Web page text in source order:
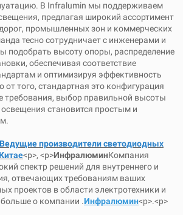
В Infralumin мы поддерживаем
предлагая широкий ассортимент
промышленных зон и коммерческих
тесно сотрудничает с инженерами и
подобрать высоту опоры, распределение
обеспечивая соответствие
и оптимизируя эффективность
от того, стандартная это конфигурация
требования, выбор правильной высоты
становится простым и
Ведущие производители светодиодных
<р>, <р>ИнфралюминКомпания
спектр решений для внутреннего и
отвечающих требованиям ваших
проектов в области электротехники и
о компании .Инфралюмин<р>.<р>